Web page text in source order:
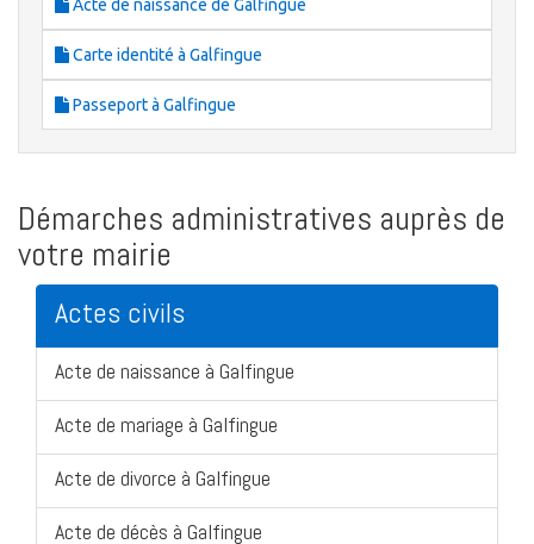
Acte de naissance de Galfingue
Carte identité à Galfingue
Passeport à Galfingue
Démarches administratives auprès de
votre mairie
Actes civils
Acte de naissance à Galfingue
Acte de mariage à Galfingue
Acte de divorce à Galfingue
Acte de décès à Galfingue